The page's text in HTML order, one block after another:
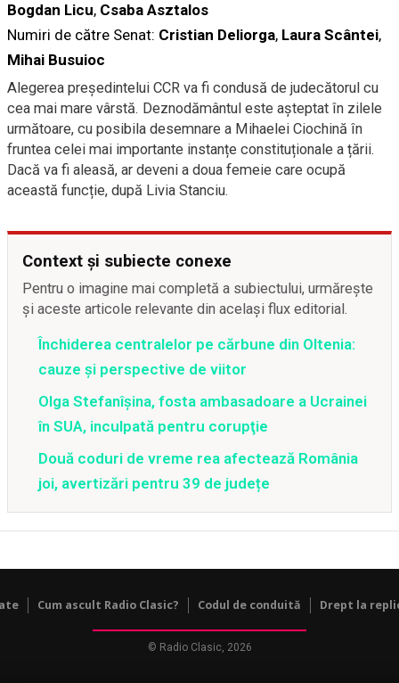
Bogdan Licu, Csaba Asztalos
Numiri de către Senat: Cristian Deliorga, Laura Scântei,
Mihai Busuioc
Alegerea președintelui CCR va fi condusă de judecătorul cu
cea mai mare vârstă. Deznodământul este așteptat în zilele
următoare, cu posibila desemnare a Mihaelei Ciochină în
fruntea celei mai importante instanțe constituționale a țării.
Dacă va fi aleasă, ar deveni a doua femeie care ocupă
această funcție, după Livia Stanciu.
Context și subiecte conexe
Pentru o imagine mai completă a subiectului, urmărește
și aceste articole relevante din același flux editorial.
Închiderea centralelor pe cărbune din Oltenia:
cauze și perspective de viitor
Olga Stefanîşina, fosta ambasadoare a Ucrainei
în SUA, inculpată pentru corupţie
Două coduri de vreme rea afectează România
joi, avertizări pentru 39 de județe
Cum ascult Radio Clasic? Codul de conduită Drept la
© Radio Clasic, 2026